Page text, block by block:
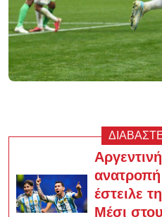
έστειλε
Μέσι